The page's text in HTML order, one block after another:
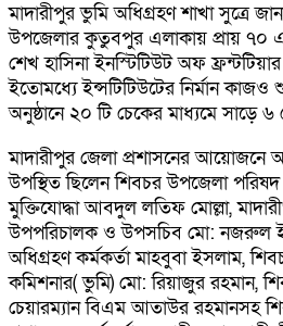
মাদারীপুর ভুমি অধিগ্রহণ শাখা সুত্রে
উপজেলার কুতুবপুর এলাকায় প্রায় ৭০
শেখ হাসিনা ইনস্টিটিউট অফ
ইতোমধ্যে ইন্সটিটিউটের নির্মান
অনুষ্ঠানে ২০ টি চেকের মাধ্যমে সাড়ে ৬
মাদারীপুর জেলা প্রশাসনের আয়োজনে
উপস্থিত ছিলেন শিবচর উপজেলা পরিষদ
মুক্তিযোদ্ধা আবদুল লতিফ মোল্লা,
উপপরিচালক ও উপসচিব মো: নজরুল
অধিগ্রহণ কর্মকর্তা মাহবুবা ইসলাম,
কমিশনার( ভুমি) মো: রিয়াজুর রহমান,
চেয়ারম্যান বিএম আতাউর রহমানসহ